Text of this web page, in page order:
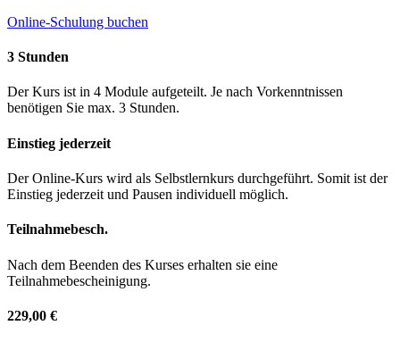
Online-Schulung buchen
3 Stunden
Der Kurs ist in 4 Module aufgeteilt. Je nach Vorkenntnissen
benötigen Sie max. 3 Stunden.
Einstieg jederzeit
Der Online-Kurs wird als Selbstlernkurs durchgeführt. Somit ist der
Einstieg jederzeit und Pausen individuell möglich.
Teilnahmebesch.
Nach dem Beenden des Kurses erhalten sie eine
Teilnahmebescheinigung.
229,00 €